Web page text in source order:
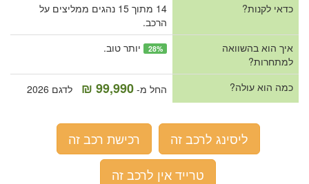
כדאי לקנות?
14 מתוך 15 נהגים ממליצים על
הרכב.
איך הוא בהשוואה
למתחרות?
28% יותר טוב.
כמה הוא עולה? החל מ- 99,990 ₪ לדגם 2026
ליסינג לרכב זה
רכישת רכב זה
טרייד אין לרכב זה